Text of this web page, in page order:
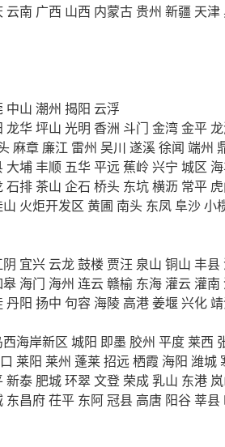
云南 广西 山西 内蒙古 贵州 新疆 天津
中山 潮州 揭阳 云浮
龙华坪山 光明 香洲 斗门 金湾金平
麻章 廉江 雷州 吴川 遂溪徐闻 端州
大埔丰顺 五华平远 蕉岭 兴宁 城区
石排茶山 企石 桥头 东坑横沥 常平
火炬开发区 黄圃 南头 东凤阜沙小
宜兴 云龙鼓楼 贾汪 泉山 铜山 丰县
海门 海州 连云赣榆 东海灌云灌南
丹阳 扬中 句容 海陵 高港姜堰兴化
海岸新区 城阳 即墨 胶州 平度 莱西
莱阳 莱州 蓬莱招远 栖霞 海阳 潍城
新泰 肥城环翠文登 荣成乳山 东港
东昌府茌平 东阿冠县 高唐 阳谷莘县